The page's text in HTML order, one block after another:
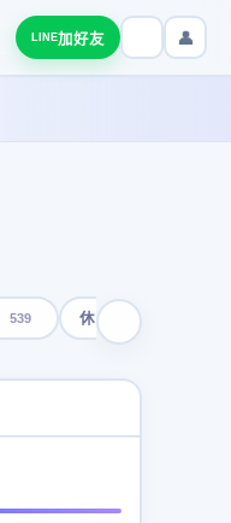
LINE加好友 👤
539 休閒遊戲